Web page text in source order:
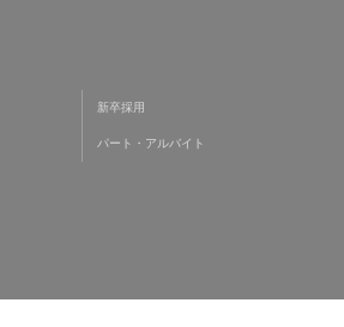
新卒採用
パート・アルバイト